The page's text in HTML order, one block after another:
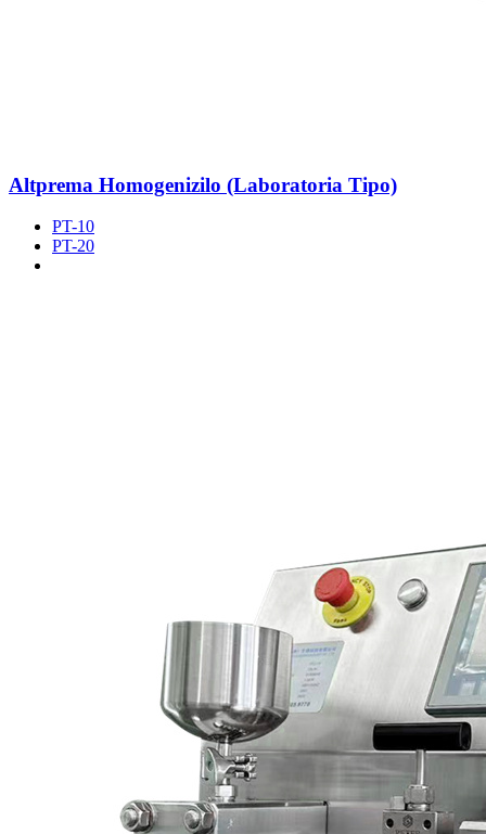
Altprema Homogenizilo (Laboratoria Tipo)
PT-10
PT-20